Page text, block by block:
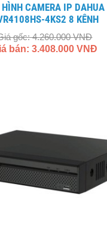
4KS2 8 KÊNH
gốc: 4.260.000 VNĐ
bán: 3.408.000 VNĐ